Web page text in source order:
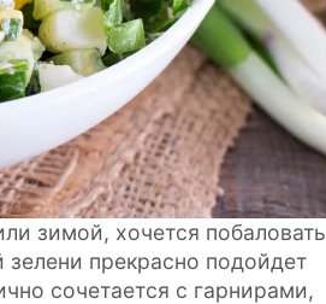
зимой, хочется побаловать
прекрасно подойдет
сочетается с гарнирами,